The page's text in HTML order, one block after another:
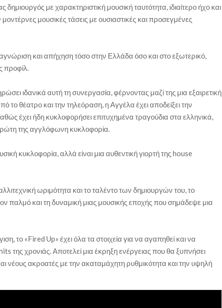
με χαρακτηριστική μουσική ταυτότητα, ιδιαίτερο ήχο και
μουσικές τάσεις με ουσιαστικές και προσεγμένες
και απήχηση τόσο στην Ελλάδα όσο και στο εξωτερικό,
προφίλ.
ιδανικά αυτή τη συνεργασία, φέρνοντας μαζί της μια εξαιρετική
θέατρο και την τηλεόραση, η Αγγέλα έχει αποδείξει την
έχει ήδη κυκλοφορήσει επιτυχημένα τραγούδια στα ελληνικά,
της αγγλόφωνη κυκλοφορία.
κυκλοφορία, αλλά είναι μια αυθεντική γιορτή της house
ωριμότητα και το ταλέντο των δημιουργών του, το
παλμό και τη δυναμική μιας μουσικής εποχής που σημάδεψε μια
το «Fired Up» έχει όλα τα στοιχεία για να αγαπηθεί και να
της χρονιάς. Αποτελεί μια έκρηξη ενέργειας που θα ξυπνήσει
νέους ακροατές με την ακαταμάχητη ρυθμικότητα και την υψηλή